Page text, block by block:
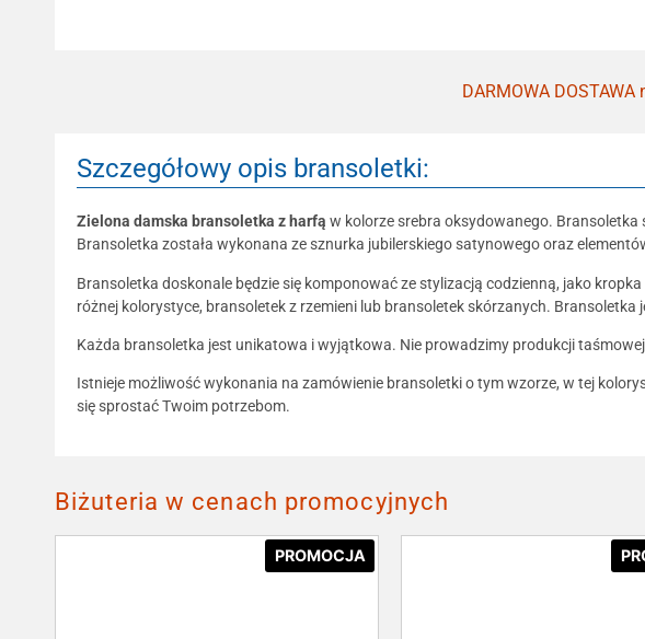
DARMOWA
Szczegółowy opis bransoletki:
Zielona damska bransoletka z harfą w kolorze srebra oksydowanego.
Bransoletka została wykonana ze sznurka jubilerskiego satynowego oraz
Bransoletka doskonale będzie się komponować ze stylizacją codzienną, jako
różnej kolorystyce, bransoletek z rzemieni lub bransoletek skórzanych.
Każda bransoletka jest unikatowa i wyjątkowa. Nie prowadzimy produkcji
Istnieje możliwość wykonania na zamówienie bransoletki o tym wzorze, w tej
się sprostać Twoim potrzebom.
Biżuteria w cenach promocyjnych
PROMOCJA